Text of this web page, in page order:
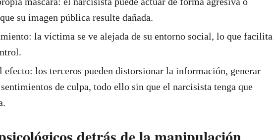
su imagen pública resulte dañada.
la víctima se ve alejada de su entorno social, lo que facilita
los terceros pueden distorsionar la información, generar
de culpa, todo ello sin que el narcisista tenga que